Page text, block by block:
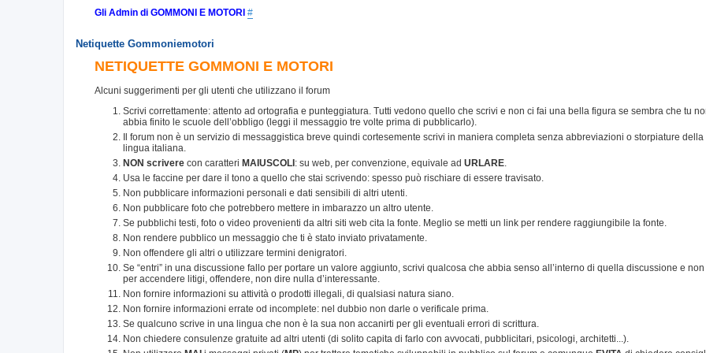
Gli Admin di GOMMONI E MOTORI #
Netiquette Gommoniemotori
NETIQUETTE GOMMONI E MOTORI
Alcuni suggerimenti per gli utenti che utilizzano il forum
Scrivi correttamente: attento ad ortografia e punteggiatura. Tutti vedono quello che scrivi e non ci fai una bella figura se sembra che tu
abbia finito le scuole dell’obbligo (leggi il messaggio tre volte prima di pubblicarlo).
Il forum non è un servizio di messaggistica breve quindi cortesemente scrivi in maniera completa senza abbreviazioni o storpiature della
lingua italiana.
NON scrivere con caratteri MAIUSCOLI : su web, per convenzione, equivale ad URLARE.
Usa le faccine per dare il tono a quello che stai scrivendo: spesso può rischiare di essere travisato.
Non pubblicare informazioni personali e dati sensibili di altri utenti.
Non pubblicare foto che potrebbero mettere in imbarazzo un altro utente.
Se pubblichi testi, foto o video provenienti da altri siti web cita la fonte. Meglio se metti un link per rendere raggiungibile la fonte.
Non rendere pubblico un messaggio che ti è stato inviato privatamente.
Non offendere gli altri o utilizzare termini denigratori.
Se “entri” in una discussione fallo per portare un valore aggiunto, scrivi qualcosa che abbia senso all’interno di quella discussione e non
per accendere litigi, offendere, non dire nulla d’interessante.
Non fornire informazioni su attività o prodotti illegali, di qualsiasi natura siano.
Non fornire informazioni errate od incomplete: nel dubbio non darle o verificale prima.
Se qualcuno scrive in una lingua che non è la sua non accanirti per gli eventuali errori di scrittura.
Non chiedere consulenze gratuite ad altri utenti (di solito capita di farlo con avvocati, pubblicitari, psicologi, architetti...).